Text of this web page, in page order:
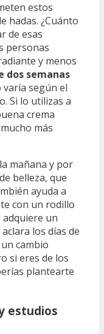
estos
hadas. ¿Cuánto
de esas
personas
y menos
dos semanas
según el
Si lo utilizas a
crema
más
mañana y por
belleza, que
ayuda a
con un rodillo
adquiere un
los días de
cambio
si eres de los
plantearte
estudios